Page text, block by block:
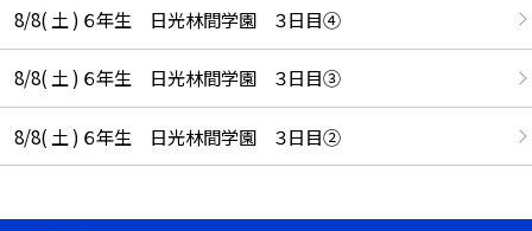
8/8( 土 ) ６年生 日光林間学園 ３日目④
8/8( 土 ) ６年生 日光林間学園 ３日目③
8/8( 土 ) ６年生 日光林間学園 ３日目②